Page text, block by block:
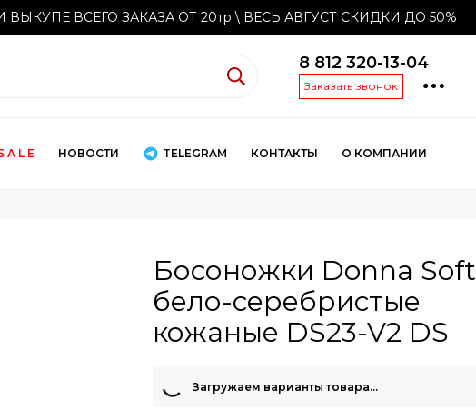
ВСЕГО ЗАКАЗА ОТ 20тр \ ВЕСЬ АВГУСТ СКИДКИ ДО 50%
8 812 320-13-04
Заказать звонок
A L E НОВОСТИ TELEGRAM КОНТАКТЫ О КОМПАНИИ
Босоножки Donna Soft
бело-серебристые
кожаные DS23-V2 DS
Загружаем варианты товара…